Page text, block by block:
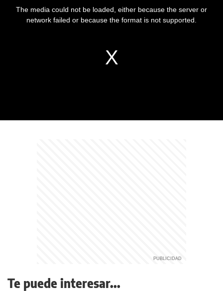
Te puede interesar...